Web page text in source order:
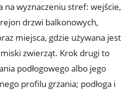
na wyznaczeniu stref: wejście,
drzwi balkonowych,
miejsca, gdzie używana jest
zwierząt. Krok drugi to
podłogowego albo jego
profilu grzania; podłoga i